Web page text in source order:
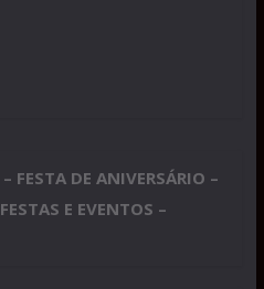
FESTA DE ANIVERSÁRIO –
E EVENTOS –